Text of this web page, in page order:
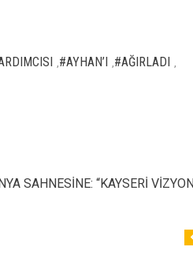
#AYHAN’I #AĞIRLADI
SAHNESİNE: “KAYSERİ